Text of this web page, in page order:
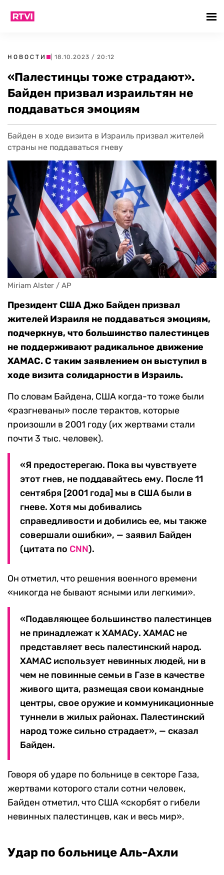
НОВОСТИ | 18.10.2023 / 20:12
«Палестинцы тоже страдают».
Байден призвал израильтян не
поддаваться эмоциям
Байден в ходе визита в Израиль призвал жителей
страны не поддаваться гневу
Miriam Alster / AP
Президент США Джо Байден призвал
жителей Израиля не поддаваться эмоциям,
подчеркнув, что большинство палестинцев
не поддерживают радикальное движение
ХАМАС. С таким заявлением он выступил в
ходе визита солидарности в Израиль.
По словам Байдена, США когда-то тоже были
«разгневаны» после терактов, которые
произошли в 2001 году (их жертвами стали
почти 3 тыс. человек).
«Я предостерегаю. Пока вы чувствуете
этот гнев, не поддавайтесь ему. После 11
сентября [2001 года] мы в США были в
гневе. Хотя мы добивались
справедливости и добились ее, мы также
совершали ошибки», — заявил Байден
(цитата по CNN).
Он отметил, что решения военного времени
«никогда не бывают ясными или легкими».
«Подавляющее большинство палестинцев
не принадлежат к ХАМАСу. ХАМАС не
представляет весь палестинский народ.
ХАМАС использует невинных людей, ни в
чем не повинные семьи в Газе в качестве
живого щита, размещая свои командные
центры, свое оружие и коммуникационные
туннели в жилых районах. Палестинский
народ тоже сильно страдает», — сказал
Байден.
Говоря об ударе по больнице в секторе Газа,
жертвами которого стали сотни человек,
Байден отметил, что США «скорбят о гибели
невинных палестинцев, как и весь мир».
Удар по больнице Аль-Ахли